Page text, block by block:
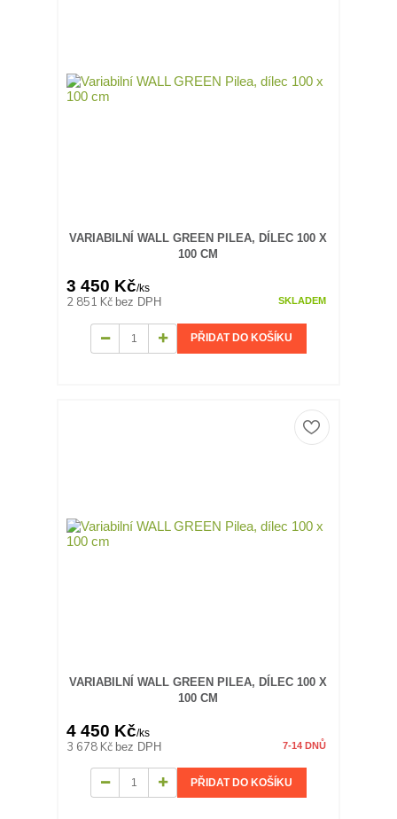
VARIABILNÍ WALL GREEN PILEA, DÍLEC 100 X
100 CM
3 450 Kč/ks
2 851 Kč bez DPH SKLADEM
PŘIDAT DO KOŠÍKU
VARIABILNÍ WALL GREEN PILEA, DÍLEC 100 X
100 CM
4 450 Kč/ks
3 678 Kč bez DPH 7-14 DNŮ
PŘIDAT DO KOŠÍKU